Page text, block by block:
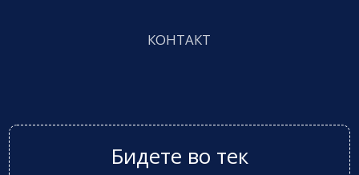
КОНТАКТ
Бидете во тек